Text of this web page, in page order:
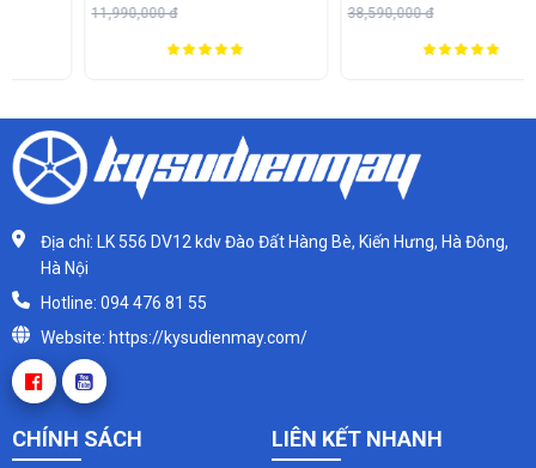
11,990,000 đ 38,590,000 đ
Địa chỉ: LK 556 DV12 kdv Đào Đất Hàng Bè, Kiến Hưng, Hà Đông,
Hà Nội
Hotline: 094 476 81 55
Website: https://kysudienmay.com/
CHÍNH SÁCH LIÊN KẾT NHANH